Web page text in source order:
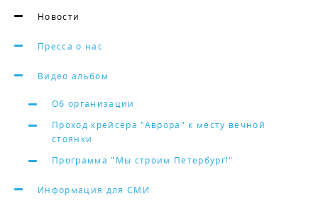
Новости
Пресса о нас
Видео альбом
Об организации
Проход крейсера "Аврора" к месту вечной
стоянки
Программа "Мы строим Петербург!"
Информация для СМИ